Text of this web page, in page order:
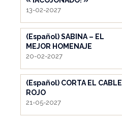
13-02-2027
(Español) SABINA – EL
MEJOR HOMENAJE
20-02-2027
(Español) CORTA EL CABLE
ROJO
21-05-2027